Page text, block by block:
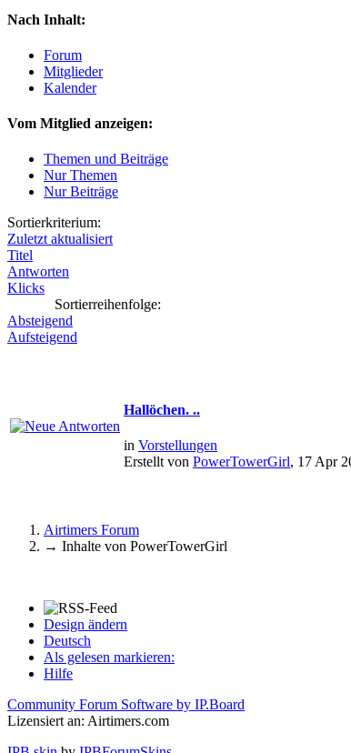
Nach Inhalt:
Forum
Mitglieder
Kalender
Vom Mitglied anzeigen:
Themen und Beiträge
Nur Themen
Nur Beiträge
Sortierkriterium:
Zuletzt aktualisiert
Titel
Antworten
Klicks
Sortierreihenfolge:
Absteigend
Aufsteigend
Hallöchen. ..
in Vorstellungen
Erstellt von PowerTowerGirl, 17 Apr
Airtimers Forum
→ Inhalte von PowerTowerGirl
Design ändern
Deutsch
Als gelesen markieren:
Hilfe
Community Forum Software by IP.Board
Lizensiert an: Airtimers.com